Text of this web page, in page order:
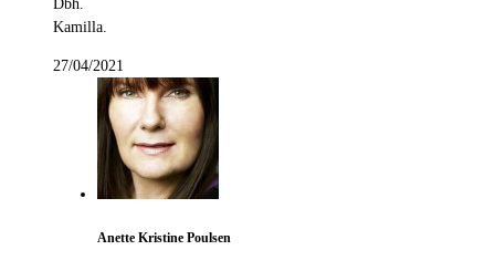
Dbh.
Kamilla.
27/04/2021
Anette Kristine Poulsen